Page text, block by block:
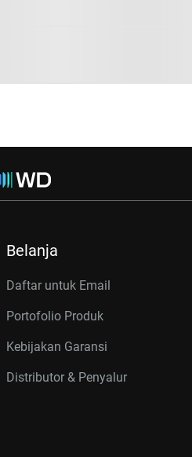
Belanja
Daftar untuk Email
Portofolio Produk
Kebijakan Garansi
Distributor & Penyalur